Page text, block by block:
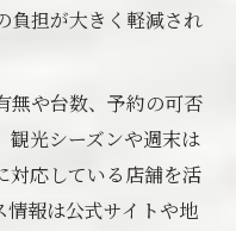
らこのエリアへ
エリアの選び方
集まる理由とは
強ランチを実現
の魅力を解説
負担が大きく軽減され
無や台数、予約の可否
観光シーズンや週末は
対応している店舗を活
情報は公式サイトや地